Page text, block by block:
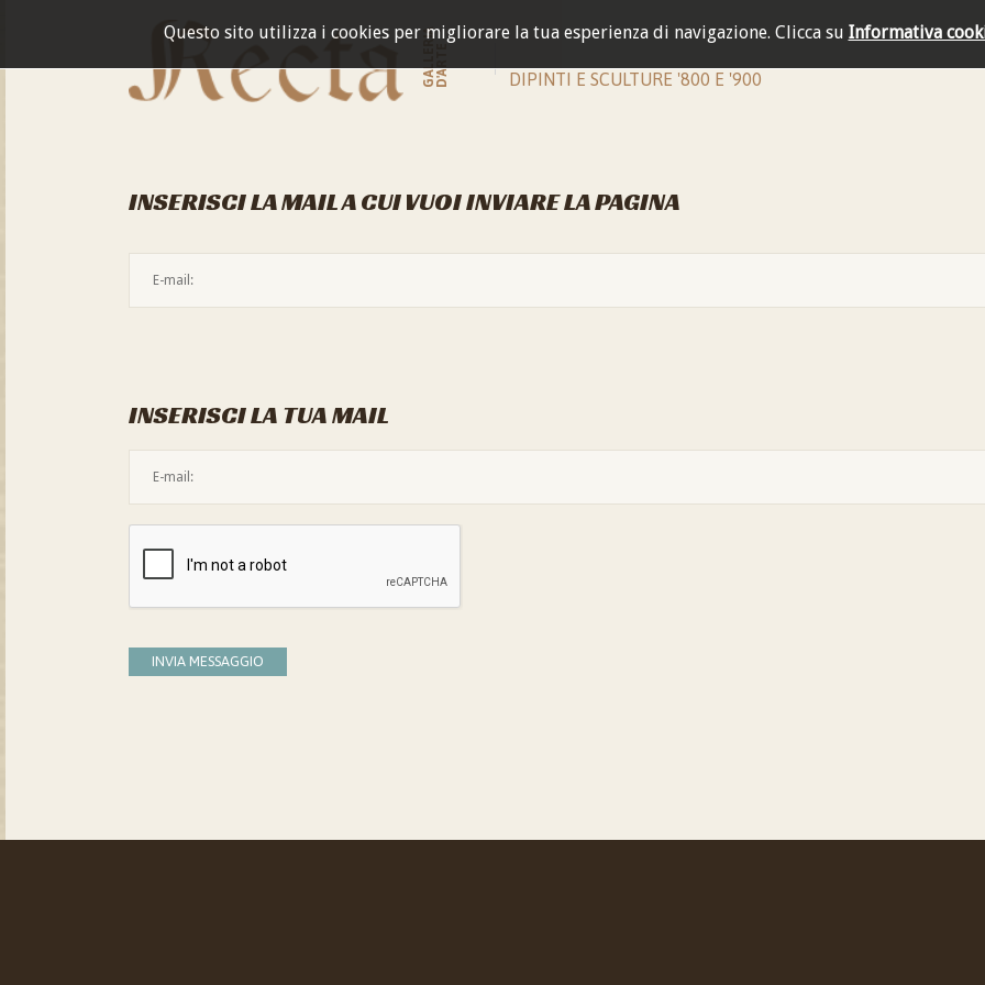
Questo sito utilizza i cookies per migliorare la tua esperienza di navigazione. Clicca su Informativa
GALLERIAD'ARTE DIPINTI E SCULTURE '800 E '900
INSERISCI LA MAIL A CUI VUOI INVIARE LA PAGINA
INSERISCI LA TUA MAIL
INVIA MESSAGGIO